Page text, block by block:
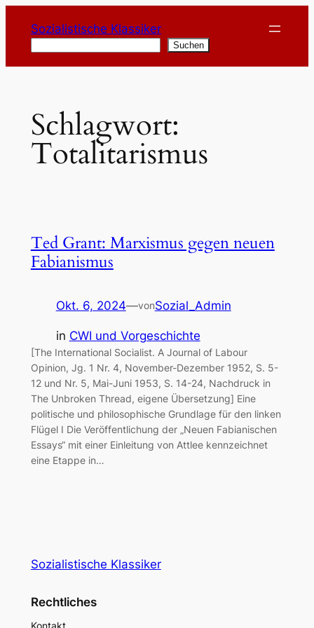
Inhalt
springen
Sozialistische Klassiker
Suchen
Schlagwort:
Totalitarismus
Ted Grant: Marxismus gegen neuen
Fabianismus
Okt. 6, 2024—vonSozial_Admin
in CWI und Vorgeschichte
[The International Socialist. A Journal of Labour
Opinion, Jg. 1 Nr. 4, November-Dezember 1952, S. 5-
12 und Nr. 5, Mai-Juni 1953, S. 14-24, Nachdruck in
The Unbroken Thread, eigene Übersetzung] Eine
politische und philosophische Grundlage für den linken
Flügel I Die Veröffentlichung der „Neuen Fabianischen
Essays“ mit einer Einleitung von Attlee kennzeichnet
eine Etappe in…
Sozialistische Klassiker
Rechtliches